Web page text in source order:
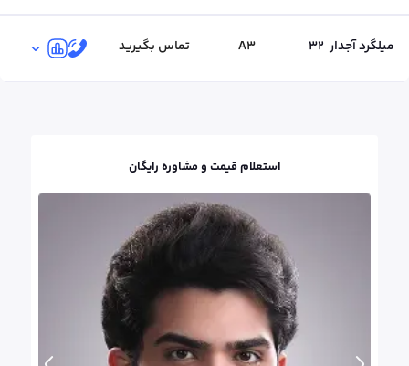
میلگرد آجدار 32
A3 تماس بگیرید
استعلام قیمت و مشاوره رایگان